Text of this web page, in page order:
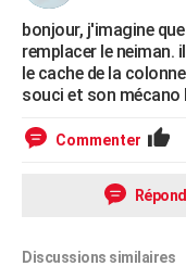
bonjour, j'imagine
remplacer le
le cache de la
souci et son mécano
Commenter
Discussions similaires